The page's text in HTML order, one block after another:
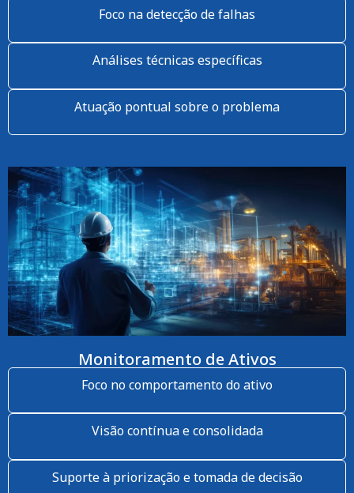
Foco na detecção de falhas
Análises técnicas específicas
Atuação pontual sobre o problema
Monitoramento de Ativos
Foco no comportamento do ativo
Visão contínua e consolidada
Suporte à priorização e tomada de decisão